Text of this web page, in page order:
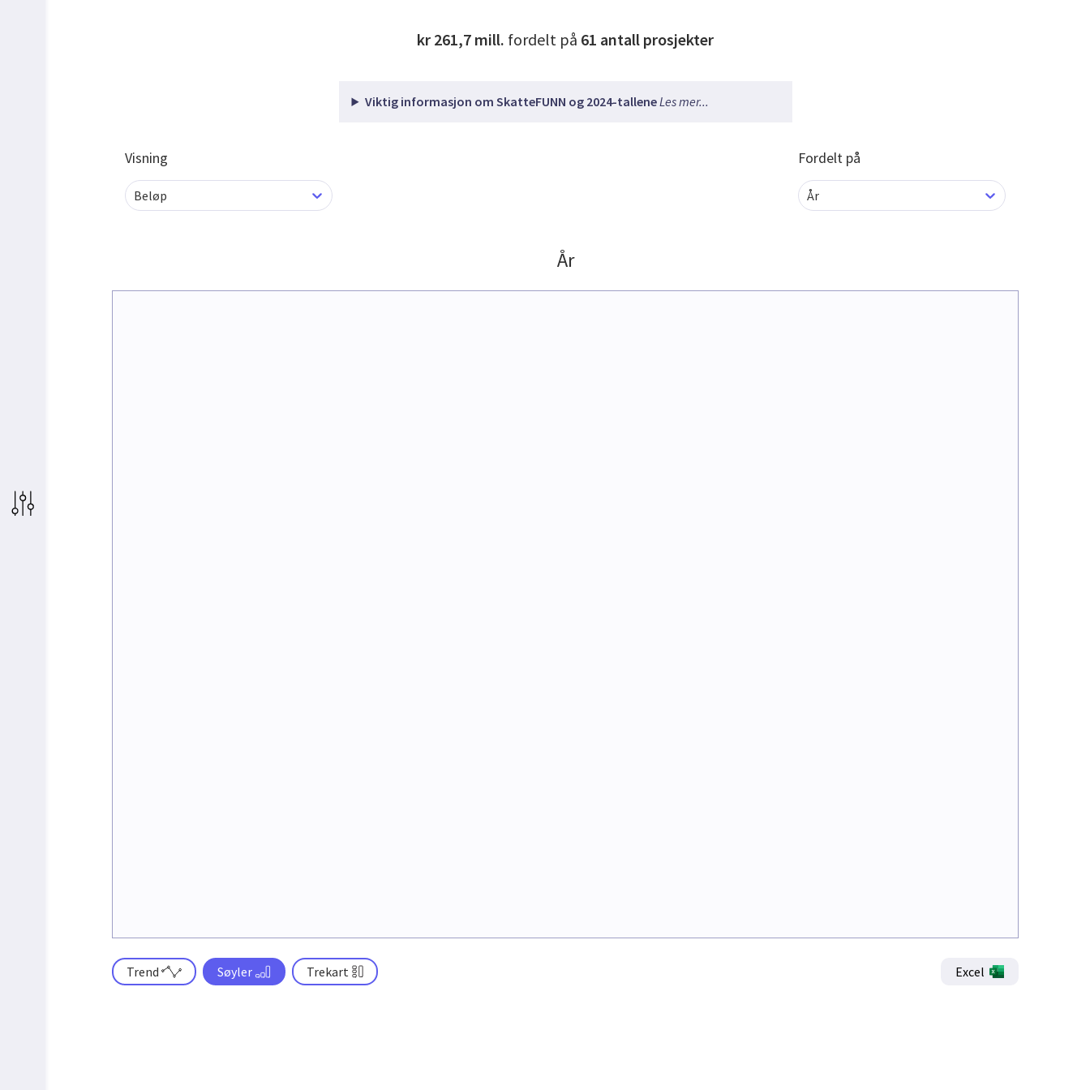
kr 261,7 mill. fordelt på 61 antall prosjekter
Viktig informasjon om SkatteFUNN og 2024-talleneLes mer...
Visning
Beløp
Fordelt på
År
År
Trend Søyler Trekart Excel